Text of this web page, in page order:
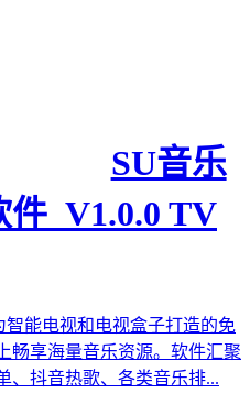
SU音乐
_V1.0.0 TV
能电视和电视盒子打造的免
畅享海量音乐资源。软件汇聚
、抖音热歌、各类音乐排...